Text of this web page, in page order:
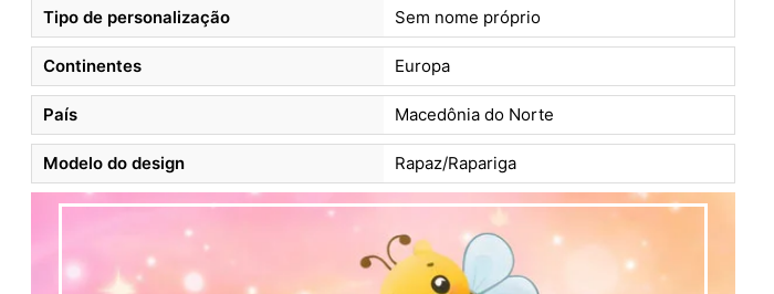
Tipo de personalização Sem nome próprio
Continentes Europa
País Macedônia do Norte
Modelo do design Rapaz/Rapariga